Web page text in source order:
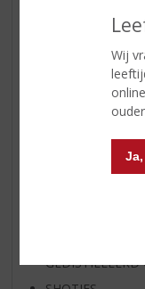
Wij
WHISKY VAN
RUM VAN DE
BIER VAN DE
SPIRIT VAN DE
GEDISTILLEERD